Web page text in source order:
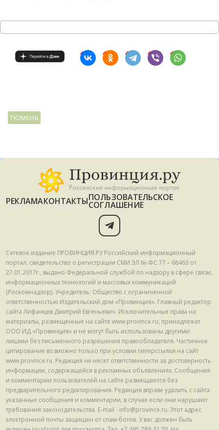
ТЮМЕНЬ
РЕКЛАМАКОНТАКТЫПОЛЬЗОВАТЕЛЬСКОЕ
СОГЛАШЕНИЕ
Сетевое издание ПРОВИНЦИЯ.РУ Российский информационный
портал, свидетельство о регистрации СМИ ЭЛ № ФС 77 – 68463 от
27.01.2017г., выдано Федеральной службой по надзору в сфере связи,
информационных технологий и массовых коммуникаций
(Роскомнадзор). Учредитель: Общество с ограниченной
ответственностью Издательский дом «Провинция». Главный редактор
сайта Лифанцев Дмитрий Евгеньевич. Исключительные права на
материалы, размещенные на сайте www.province.ru, принадлежат
ООО ИД «Провинция» и не могут быть использованы другими
лицами без письменного разрешения правообладателя. Частичное
цитирование возможно только при условии гиперссылки на сайт
www.province.ru. Редакция не несет ответственности за достоверность
информации, содержащейся в рекламных объявлениях. Сообщения
и комментарии пользователей на сайте размещаются без
предварительного редактирования. Редакция вправе удалить с сайта
указанные сообщения и комментарии, в случае если они нарушают
требования законодательства. E-mail - info@province.ru. Этот адрес
электронной почты защищен от спам-ботов. У вас должен быть